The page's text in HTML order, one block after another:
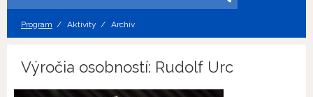
Program Aktivity Archív
Výročia osobností: Rudolf Urc